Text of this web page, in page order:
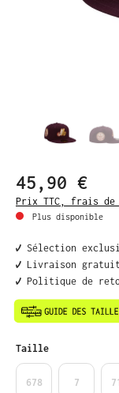
45,90 €
Prix TTC, frais
Plus disponible
✔️ Sélection
✔️ Livraison
✔️ Politique de
Sélectionnez
Taille
678 7